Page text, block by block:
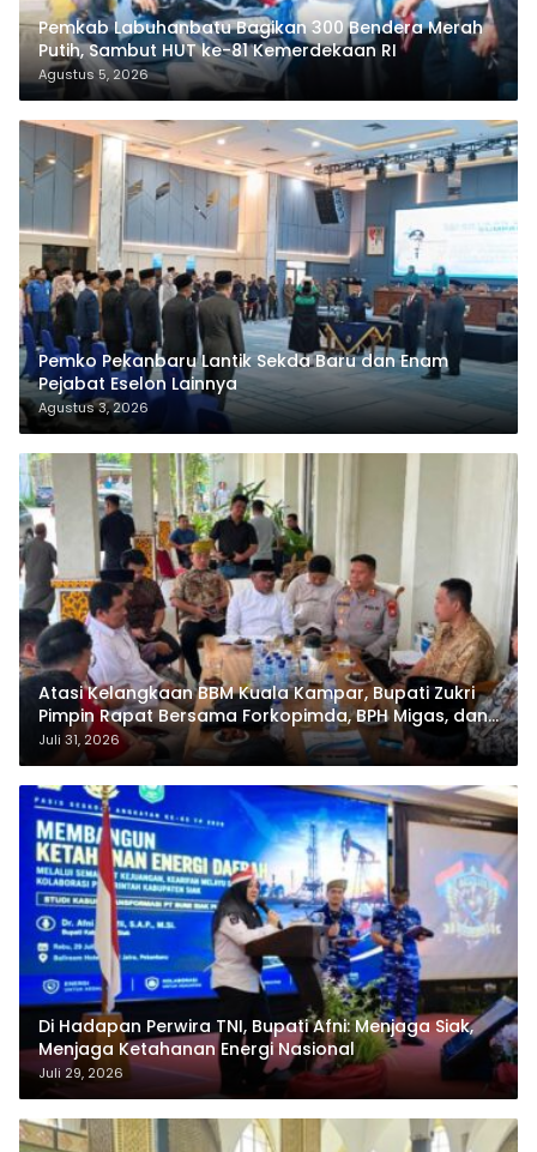
Pemkab Labuhanbatu Bagikan 300 Bendera Merah
Putih, Sambut HUT ke-81 Kemerdekaan RI
Agustus 5, 2026
Pemko Pekanbaru Lantik Sekda Baru dan Enam
Pejabat Eselon Lainnya
Agustus 3, 2026
Atasi Kelangkaan BBM Kuala Kampar, Bupati Zukri
Pimpin Rapat Bersama Forkopimda, BPH Migas, dan
Pertamina
Juli 31, 2026
Di Hadapan Perwira TNI, Bupati Afni: Menjaga Siak,
Menjaga Ketahanan Energi Nasional
Juli 29, 2026